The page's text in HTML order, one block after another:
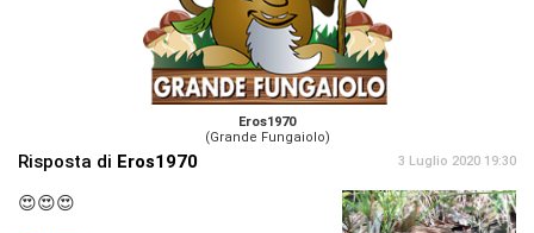
Eros1970
(Grande Fungaiolo)
Risposta di Eros1970 3 Luglio 2020 19:30
😍😍😍